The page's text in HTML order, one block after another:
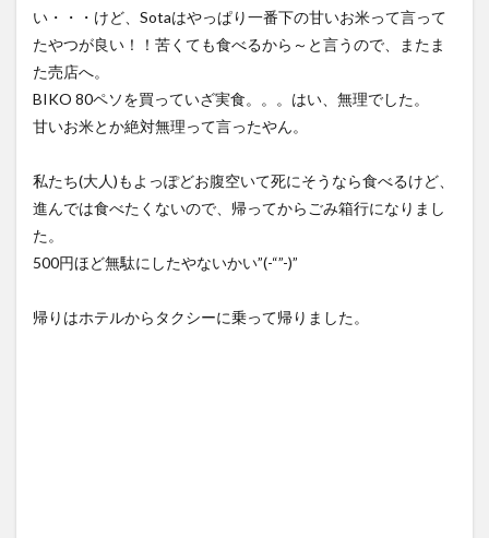
い・・・けど、Sotaはやっぱり一番下の甘いお米って言って
たやつが良い！！苦くても食べるから～と言うので、またま
た売店へ。
BIKO 80ペソを買っていざ実食。。。はい、無理でした。
甘いお米とか絶対無理って言ったやん。
私たち(大人)もよっぽどお腹空いて死にそうなら食べるけど、
進んでは食べたくないので、帰ってからごみ箱行になりまし
た。
500円ほど無駄にしたやないかい”(-“”-)”
帰りはホテルからタクシーに乗って帰りました。